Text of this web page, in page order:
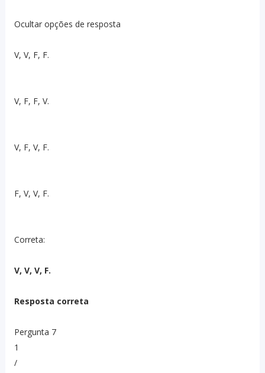
Ocultar opções de resposta
V, V, F, F.
V, F, F, V.
V, F, V, F.
F, V, V, F.
Correta:
V, V, V, F.
Resposta correta
Pergunta 7
1
/